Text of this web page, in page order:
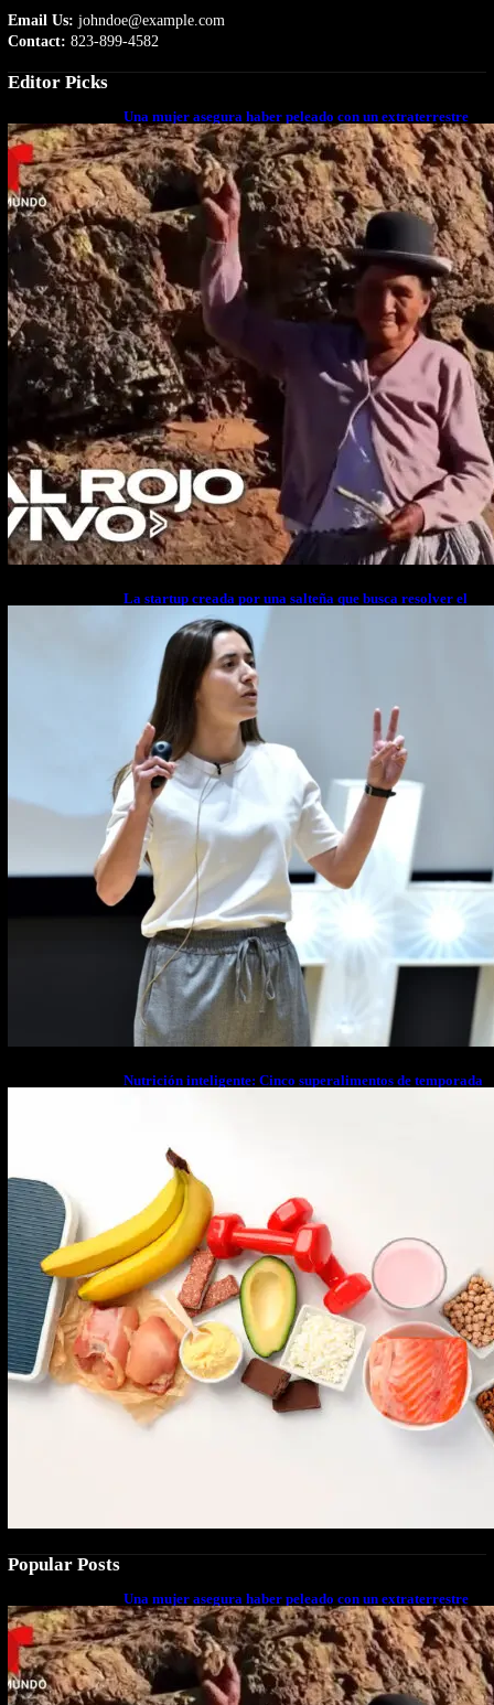
Email Us: johndoe@example.com
Contact: 823-899-4582
Editor Picks
Una mujer asegura haber peleado con un extraterrestre
cuerpo a cuerpo
La startup creada por una salteña que busca resolver el
estrés financiero en Latinoamérica
Nutrición inteligente: Cinco superalimentos de temporada
Popular Posts
Una mujer asegura haber peleado con un extraterrestre
cuerpo a cuerpo